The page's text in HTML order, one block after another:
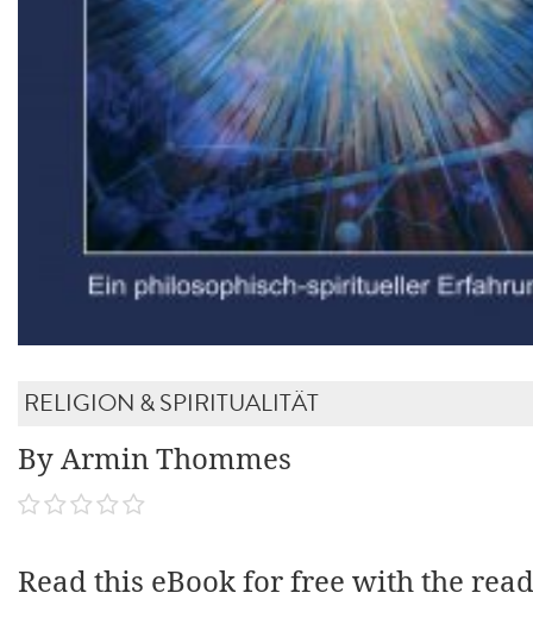
RELIGION & SPIRITUALITÄT
By Armin Thommes
Read this eBook for free with the